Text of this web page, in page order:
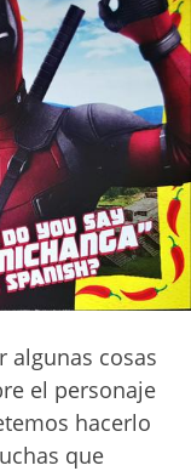
algunas cosas
el personaje
hacerlo
que